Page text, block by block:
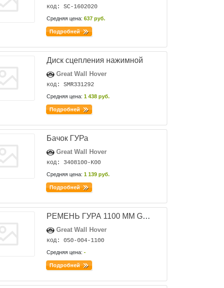
код: SC-1602020
Средняя цена:637 руб.
Подробней
Диск сцепления нажимной
Great Wall Hover
код: SMR331292
Средняя цена:1 438 руб.
Подробней
Бачок ГУРа
Great Wall Hover
код: 3408100-K00
Средняя цена:1 139 руб.
Подробней
РЕМЕНЬ ГУРА 1100 ММ GW (HOVER) MEYLE - 050-004-1100
Great Wall Hover
код: 050-004-1100
Средняя цена:-
Подробней